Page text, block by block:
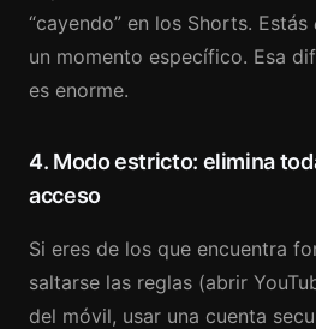
“cayendo” en los Shorts. Estás
un momento específico. Esa
es enorme.
4. Modo estricto: elimina
acceso
Si eres de los que encuentra
saltarse las reglas (abrir
del móvil, usar una cuenta